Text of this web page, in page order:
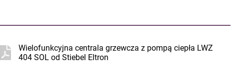
Wielofunkcyjna centrala grzewcza z pompą ciepła LWZ
404 SOL od Stiebel Eltron